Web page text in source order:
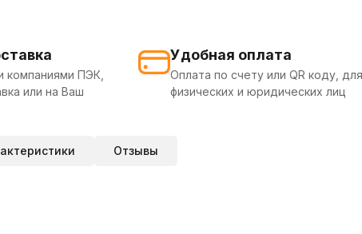
компаниями ПЭК,
или на Ваш
Удобная оплата
Оплата по счету или QR коду, для
физических и юридических лиц
Отзывы